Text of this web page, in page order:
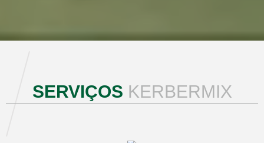
SERVIÇOS KERBERMIX